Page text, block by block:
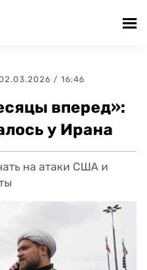
02.03.2026 / 16:46
вперед»:
у Ирана
на атаки США и